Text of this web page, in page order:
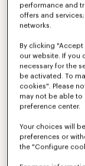
performance and
offers and
networks.
By clicking
our website. If you
necessary for the
be activated. To
cookies". Please
may not be able
preference center.
Your choices will
preferences or
the "Configure